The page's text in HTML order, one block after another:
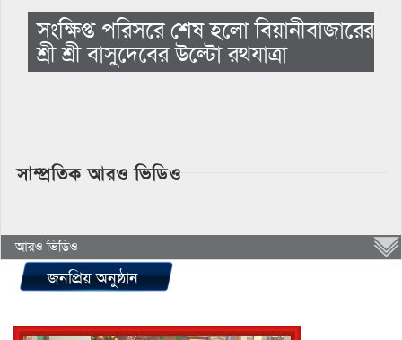
সংক্ষিপ্ত পরিসরে শেষ হলো বিয়ানীবাজারের
শ্রী শ্রী বাসুদেবের উল্টো রথযাত্রা
সাম্প্রতিক আরও ভিডিও
আরও ভিডিও
জনপ্রিয় অনুষ্ঠান